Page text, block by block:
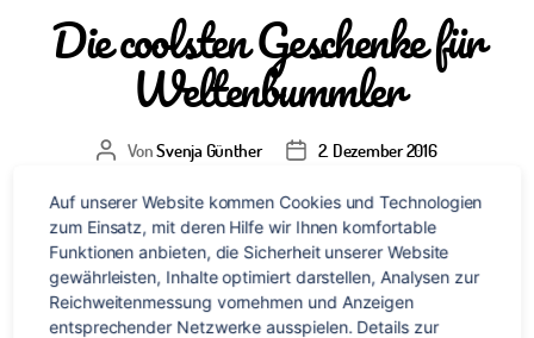
Die coolsten Geschenke für
Weltenbummler
Beitragsautor
VonSvenja Günther Veröffentlichungsdatum
2. Dezember 2016
Die
coolsten
Geschenke
für
Weltenbummler
Auf unserer Website kommen Cookies und Technologien
zum Einsatz, mit deren Hilfe wir Ihnen komfortable
Funktionen anbieten, die Sicherheit unserer Website
gewährleisten, Inhalte optimiert darstellen, Analysen zur
Reichweitenmessung vornehmen und Anzeigen
entsprechender Netzwerke ausspielen. Details zur